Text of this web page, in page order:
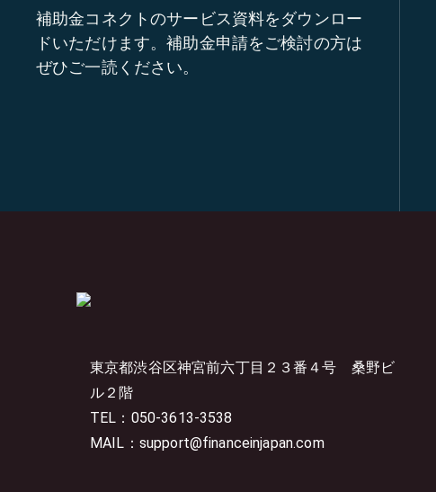
補助金コネクトのサービス資料をダウンロー
ドいただけます。補助金申請をご検討の方は
ぜひご一読ください。
東京都渋谷区神宮前六丁目２３番４号 桑野ビ
ル２階
TEL：050-3613-3538
MAIL：support@financeinjapan.com